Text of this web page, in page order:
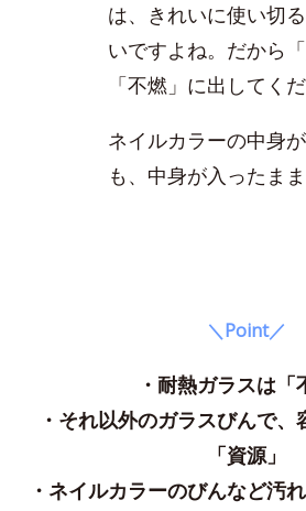
は、きれいに使い切
いですよね。だから
「不燃」に出してくだ
ネイルカラーの中身
も、中身が入ったま
＼Point／
・耐熱ガラスは「
・それ以外のガラスびんで、
「資源」
・ネイルカラーのびんなど汚